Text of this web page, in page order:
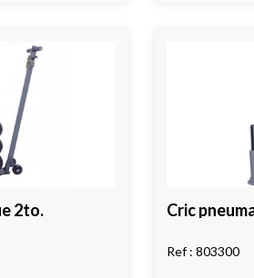
2to. Cric
803300